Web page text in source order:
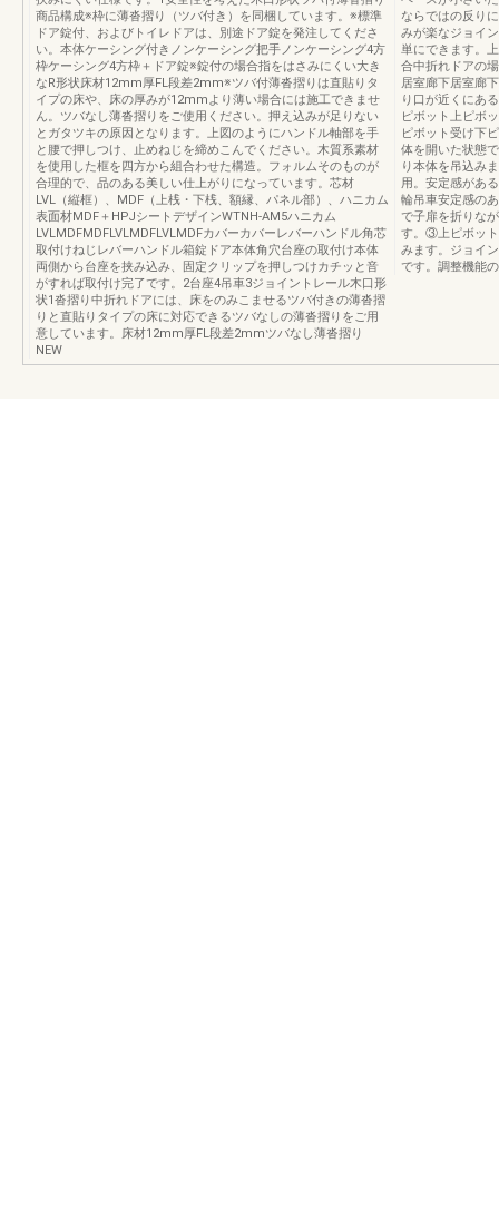
商品構成※枠に薄沓摺り（ツバ付き）を同梱しています。※標準
ドア錠付、およびトイレドアは、別途ドア錠を発注してくださ
い。本体ケーシング付きノンケーシング把手ノンケーシング4方
枠ケーシング4方枠＋ドア錠※錠付の場合指をはさみにくい大き
なR形状床材12mm厚FL段差2mm※ツバ付薄沓摺りは直貼りタ
イプの床や、床の厚みが12mmより薄い場合には施工できませ
ん。ツバなし薄沓摺りをご使用ください。押え込みが足りない
とガタツキの原因となります。上図のようにハンドル軸部を手
と腰で押しつけ、止めねじを締めこんでください。木質系素材
を使用した框を四方から組合わせた構造。フォルムそのものが
合理的で、品のある美しい仕上がりになっています。芯材
LVL（縦框）、MDF（上桟・下桟、額縁、パネル部）、ハニカム
表面材MDF＋HPJシートデザインWTNH-AM5ハニカム
LVLMDFMDFLVLMDFLVLMDFカバーカバーレバーハンドル角芯
取付けねじレバーハンドル箱錠ドア本体角穴台座の取付け本体
両側から台座を挟み込み、固定クリップを押しつけカチッと音
がすれば取付け完了です。2台座4吊車3ジョイントレール木口形
状1沓摺り中折れドアには、床をのみこませるツバ付きの薄沓摺
りと直貼りタイプの床に対応できるツバなしの薄沓摺りをご用
意しています。床材12mm厚FL段差2mmツバなし薄沓摺り
NEW
ならではの反り
みが楽なジョイ
単にできます。
合中折れドアの
居室廊下居室廊
り口が近くにあ
ピボット上ピボ
ピボット受け下
体を開いた状態
り本体を吊込み
用。安定感があ
輪吊車安定感の
で子扉を折りな
す。③上ピボッ
みます。ジョイ
です。調整機能